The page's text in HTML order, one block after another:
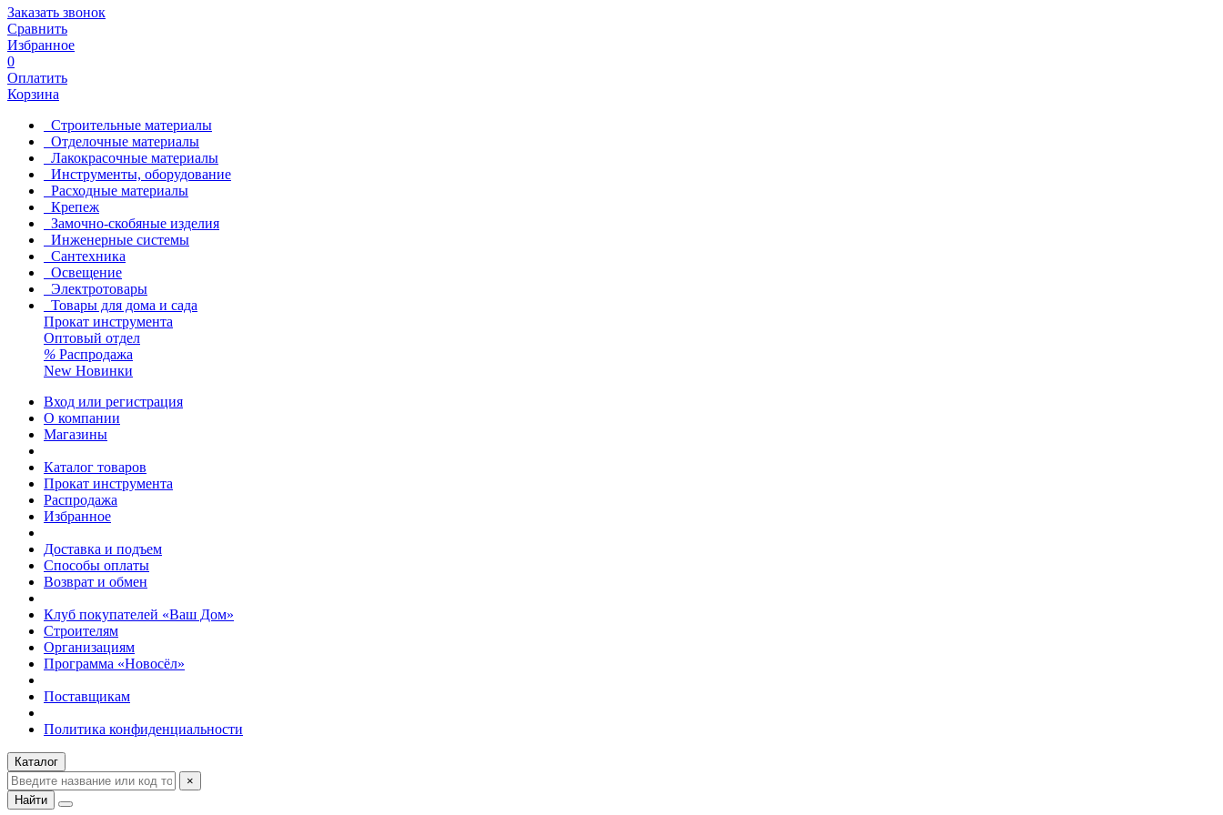
Заказать звонок
Сравнить
Избранное
0
Оплатить
Корзина
Строительные материалы
Отделочные материалы
Лакокрасочные материалы
Инструменты, оборудование
Расходные материалы
Крепеж
Замочно-скобяные изделия
Инженерные системы
Сантехника
Освещение
Электротовары
Товары для дома и сада
Прокат инструмента
Оптовый отдел
% Распродажа
New Новинки
Вход или регистрация
О компании
Магазины
Каталог товаров
Прокат инструмента
Распродажа
Избранное
Доставка и подъем
Способы оплаты
Возврат и обмен
Клуб покупателей «Ваш Дом»
Строителям
Организациям
Программа «Новосёл»
Поставщикам
Политика конфиденциальности
Каталог
×
Найти